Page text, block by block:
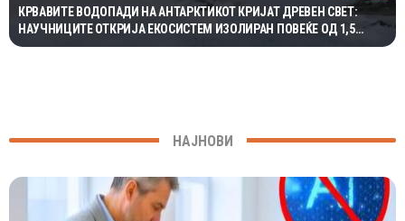
КРВАВИТЕ ВОДОПАДИ НА АНТАРКТИКОТ КРИЈАТ ДРЕВЕН СВЕТ:
НАУЧНИЦИТЕ ОТКРИЈА ЕКОСИСТЕМ ИЗОЛИРАН ПОВЕЌЕ ОД 1,5
МИЛИОНИ ГОДИНИ
НАЈНОВИ